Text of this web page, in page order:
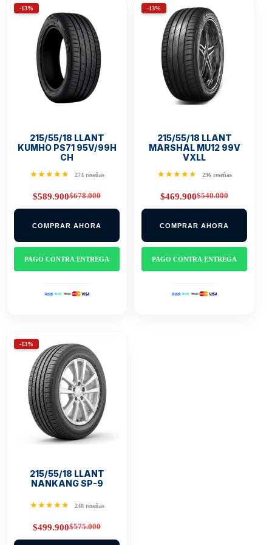
-13%
215/55/18 LLANT
KUMHO PS71 95V/99H
CH
★★★★★ 274 reseñas
$678.000
Original
price
$678.000.
$589.900Current
price
$589.900.
COMPRAR AHORA
PAGO CONTRA ENTREGA
-13%
215/55/18 LLANT
MARSHAL MU12 99V
VXLL
★★★★★ 296 reseñas
$540.000
Original
price
$540.000.
$469.900Current
price
$469.900.
COMPRAR AHORA
PAGO CONTRA ENTREGA
-13%
215/55/18 LLANT
NANKANG SP-9
★★★★★ 248 reseñas
$575.000
Original
price
$499.900Current
price